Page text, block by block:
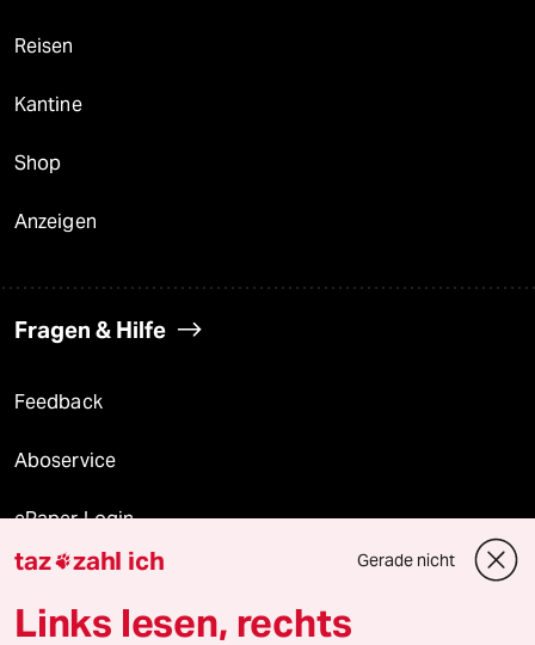
Reisen
Kantine
Shop
Anzeigen
Fragen & Hilfe
Feedback
Aboservice
ePaper Login
Downloads für Abonnierende
taz zahl ich Gerade nicht
Links lesen, rechts